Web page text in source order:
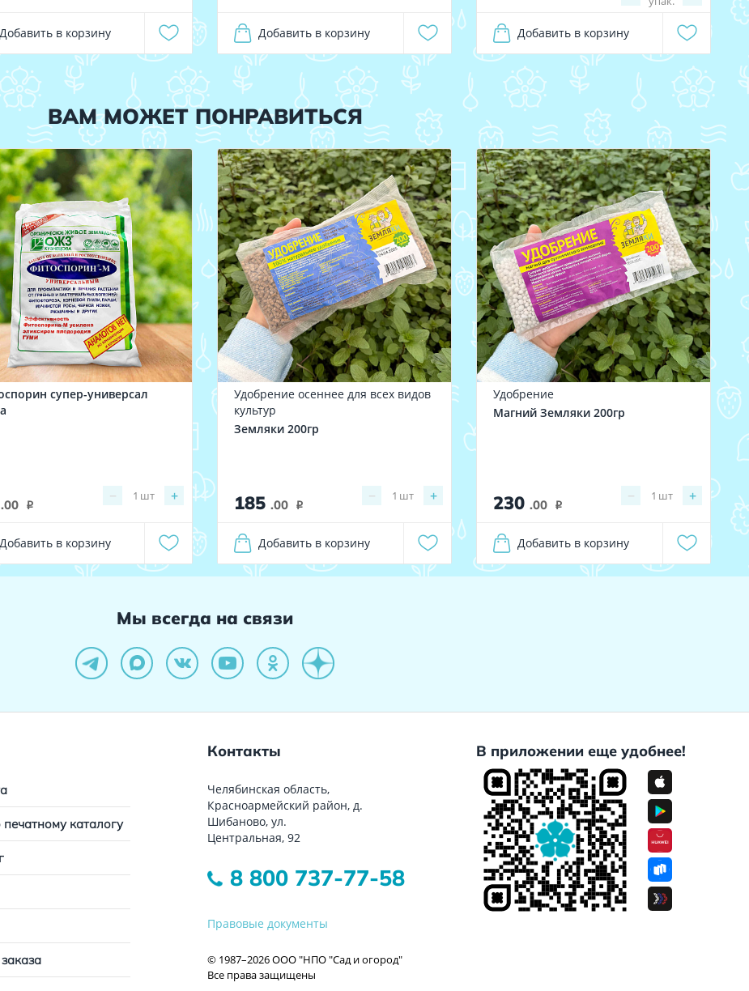
Добавить в корзину Добавить в корзину Добавить в корзину
ВАМ МОЖЕТ ПОНРАВИТЬСЯ
супер-универсал
.00 i
− +
1 шт
Добавить в корзину
Удобрение осеннее для всех видов
культур
Земляки 200гр
185 .00 i
− +
1 шт
Добавить в корзину
Удобрение
Магний Земляки 200гр
230 .00 i
− +
1 шт
Добавить в корзину
Мы всегда на связи
каталогу
Контакты
Челябинская область,
Красноармейский район, д.
Шибаново, ул.
Центральная, 92
8 800 737-77-58
Правовые документы
© 1987–2026 ООО "НПО "Сад и огород"
Все права защищены
В приложении еще удобнее!